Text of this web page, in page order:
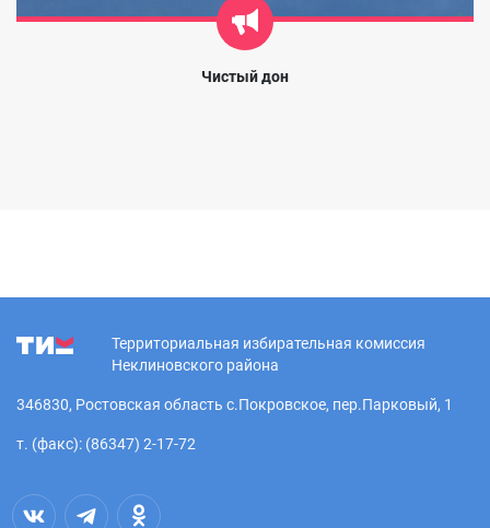
Чистый дон
Территориальная избирательная комиссия
Неклиновского района
346830, Ростовская область с.Покровское, пер.Парковый, 1
т. (факс): (86347) 2-17-72